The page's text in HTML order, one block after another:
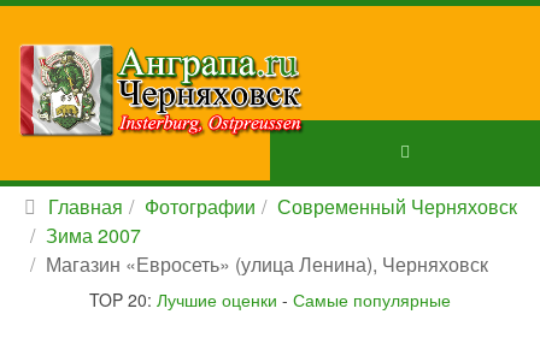
Главная Фотографии
Современный Черняховск
Зима 2007
Магазин «Евросеть» (улица Ленина), Черняховск
TOP 20: Лучшие оценки - Самые популярные